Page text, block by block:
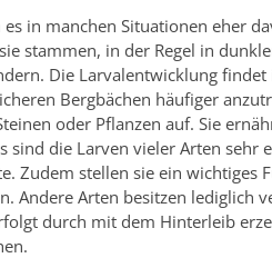
in manchen Situationen eher
stammen, in der Regel in
Die Larvalentwicklung
Bergbächen häufiger
oder Pflanzen auf. Sie
die Larven vieler Arten sehr
Zudem stellen sie ein wichtiges
Andere Arten besitzen
durch mit dem Hinterleib